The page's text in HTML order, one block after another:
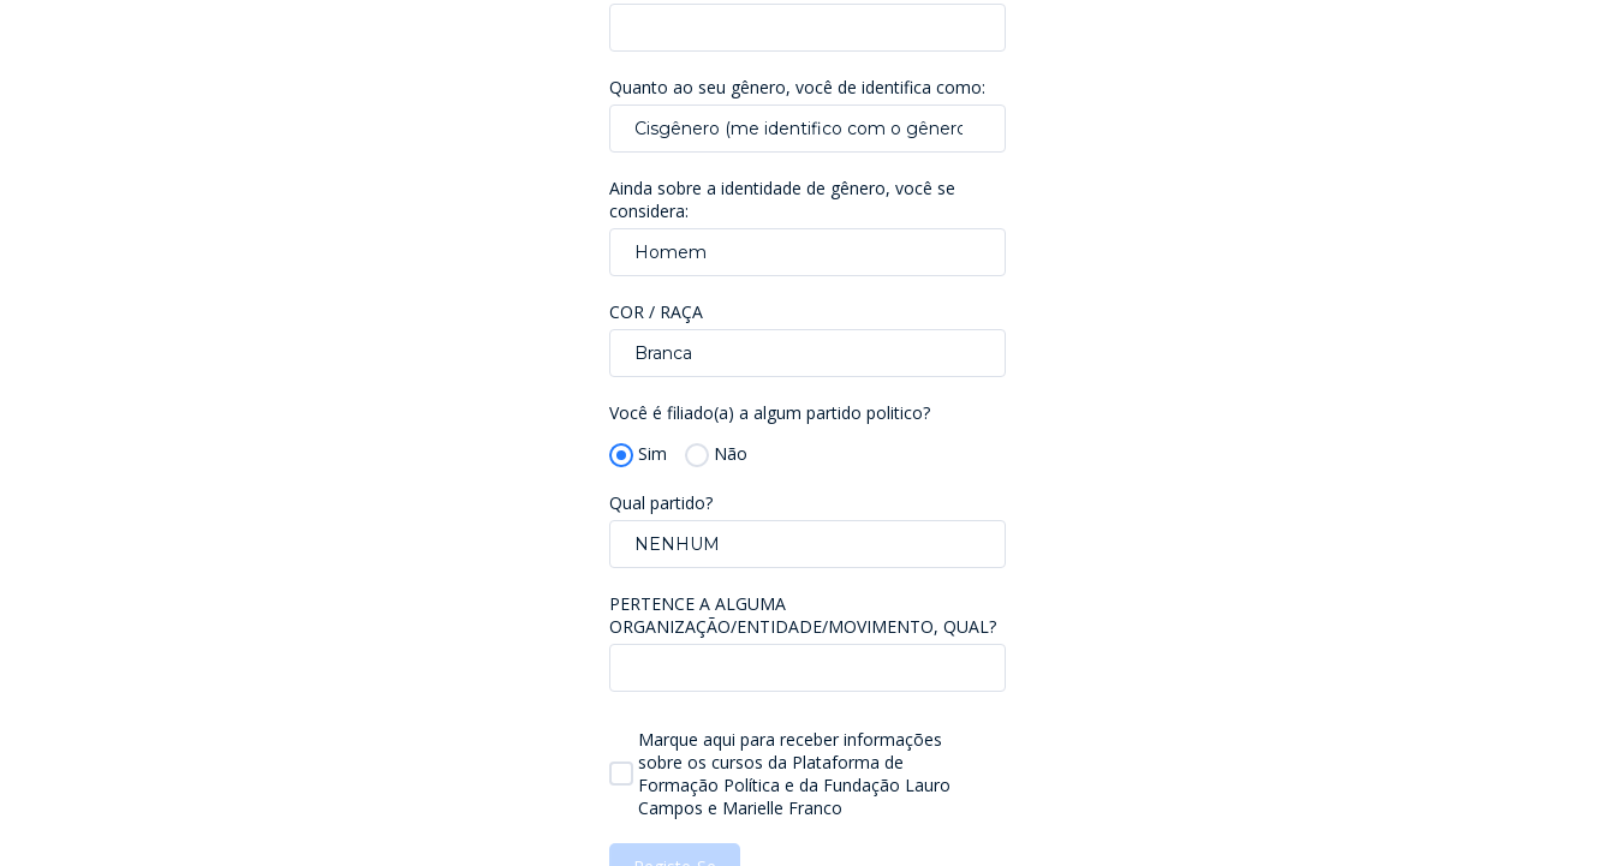
Quanto ao seu gênero, você de identifica como:
Cisgênero (me identifico com o gênero que me foi atribuído ao nascer)
Ainda sobre a identidade de gênero, você se
considera:
Homem
COR / RAÇA
Branca
Você é filiado(a) a algum partido politico?
Sim
Não
Qual partido?
NENHUM
PERTENCE A ALGUMA
ORGANIZAÇÃO/ENTIDADE/MOVIMENTO, QUAL?
Marque aqui para receber informações
sobre os cursos da Plataforma de
Formação Política e da Fundação Lauro
Campos e Marielle Franco